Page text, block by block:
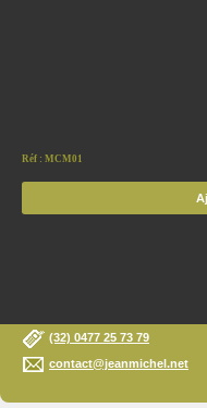
Réf : MCM01
(32) 0477 25 73 79
contact@jeanmichel.net